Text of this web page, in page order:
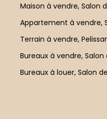
Maison à vendre, Salon
Appartement à vendre,
Terrain à vendre,
Bureaux à vendre,
Bureaux à louer, Salon